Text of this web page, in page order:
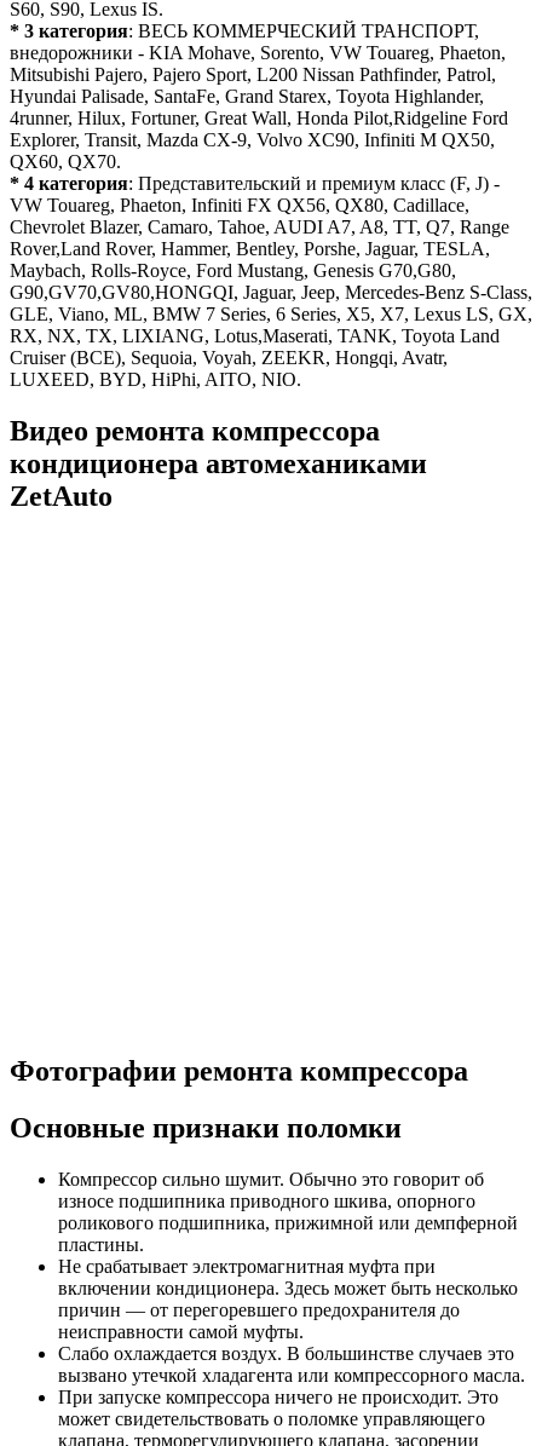
S60, S90, Lexus IS.
* 3 категория: ВЕСЬ КОММЕРЧЕСКИЙ ТРАНСПОРТ,
внедорожники - KIA Mohave, Sorento, VW Touareg, Phaeton,
Mitsubishi Pajero, Pajero Sport, L200 Nissan Pathfinder, Patrol,
Hyundai Palisade, SantaFe, Grand Starex, Toyota Highlander,
4runner, Hilux, Fortuner, Great Wall, Honda Pilot,Ridgeline Ford
Explorer, Transit, Mazda CX-9, Volvo XC90, Infiniti M QX50,
QX60, QX70.
* 4 категория: Представительский и премиум класс (F, J) -
VW Touareg, Phaeton, Infiniti FX QX56, QX80, Cadillace,
Chevrolet Blazer, Camaro, Tahoe, AUDI A7, A8, TT, Q7, Range
Rover,Land Rover, Hammer, Bentley, Porshe, Jaguar, TESLA,
Maybach, Rolls-Royce, Ford Mustang, Genesis G70,G80,
G90,GV70,GV80,HONGQI, Jaguar, Jeep, Mercedes-Benz S-Class,
GLE, Viano, ML, BMW 7 Series, 6 Series, X5, X7, Lexus LS, GX,
RX, NX, TX, LIXIANG, Lotus,Maserati, TANK, Toyota Land
Cruiser (ВСЕ), Sequoia, Voyah, ZEEKR, Hongqi, Avatr,
LUXEED, BYD, HiPhi, AITO, NIO.
Видео ремонта компрессора
кондиционера автомеханиками
ZetAuto
Фотографии ремонта компрессора
Основные признаки поломки
Компрессор сильно шумит. Обычно это говорит об
износе подшипника приводного шкива, опорного
роликового подшипника, прижимной или демпферной
пластины.
Не срабатывает электромагнитная муфта при
включении кондиционера. Здесь может быть несколько
причин — от перегоревшего предохранителя до
неисправности самой муфты.
Слабо охлаждается воздух. В большинстве случаев это
вызвано утечкой хладагента или компрессорного масла.
При запуске компрессора ничего не происходит. Это
может свидетельствовать о поломке управляющего
клапана, терморегулирующего клапана, засорении